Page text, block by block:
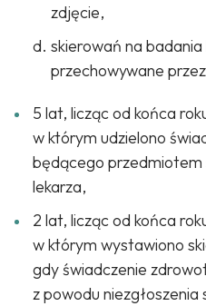
zdjęcie,
skierowań na
przechowywane
5 lat, licząc od końca
w którym udzielono
będącego przedmiotem
lekarza,
2 lat, licząc od końca
w którym wystawiono
gdy świadczenie
z powodu